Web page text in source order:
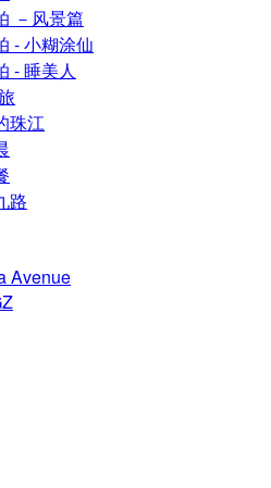
－风景篇
- 小糊涂仙
- 睡美人
珠江
路
Avenue